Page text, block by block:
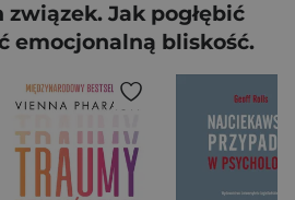
Jak pogłębić
emocjonalną bliskość.